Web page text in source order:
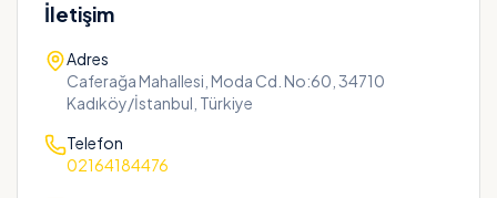
İletişim
Adres
Caferağa Mahallesi, Moda Cd. No:60, 34710
Kadıköy/İstanbul, Türkiye
Telefon
02164184476